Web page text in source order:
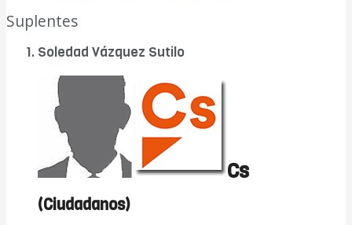
Suplentes
Soledad Vázquez Sutilo
Cs
(Ciudadanos)